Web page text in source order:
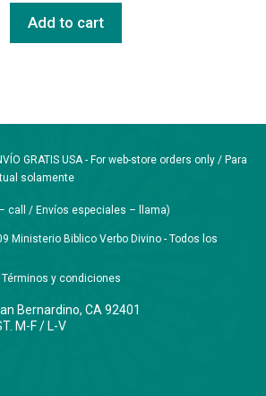
Add to cart
GRATIS USA - For web-store orders only / Para
solamente
call / Envíos especiales – llama)
Ministerio Biblico Verbo Divino - Todos los
y condiciones
Bernardino, CA 92401
M-F / L-V